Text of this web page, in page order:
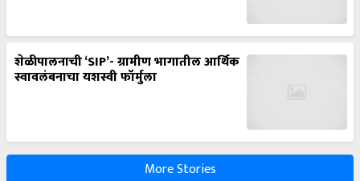
शेळीपालनाची ‘SIP’- ग्रामीण भागातील आर्थिक
स्वावलंबनाचा यशस्वी फॉर्मुला
More Stories